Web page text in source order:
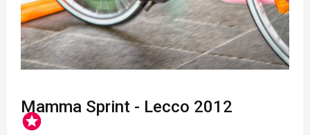
Mamma Sprint - Lecco 2012
stars